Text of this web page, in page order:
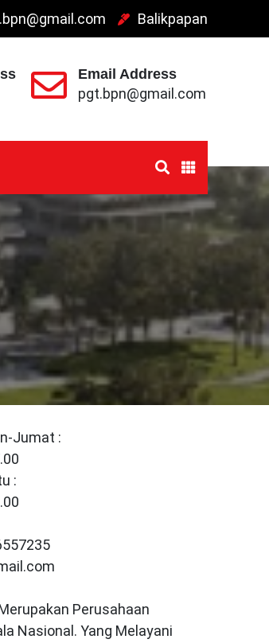
Balikpapan
Email Address
pgt.bpn@gmail.com
Jumat :
:
Perusahaan
Nasional. Yang Melayani